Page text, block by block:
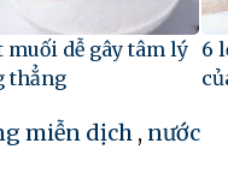
muối dễ gây tâm lý
thẳng
6
miễn dịch , nước